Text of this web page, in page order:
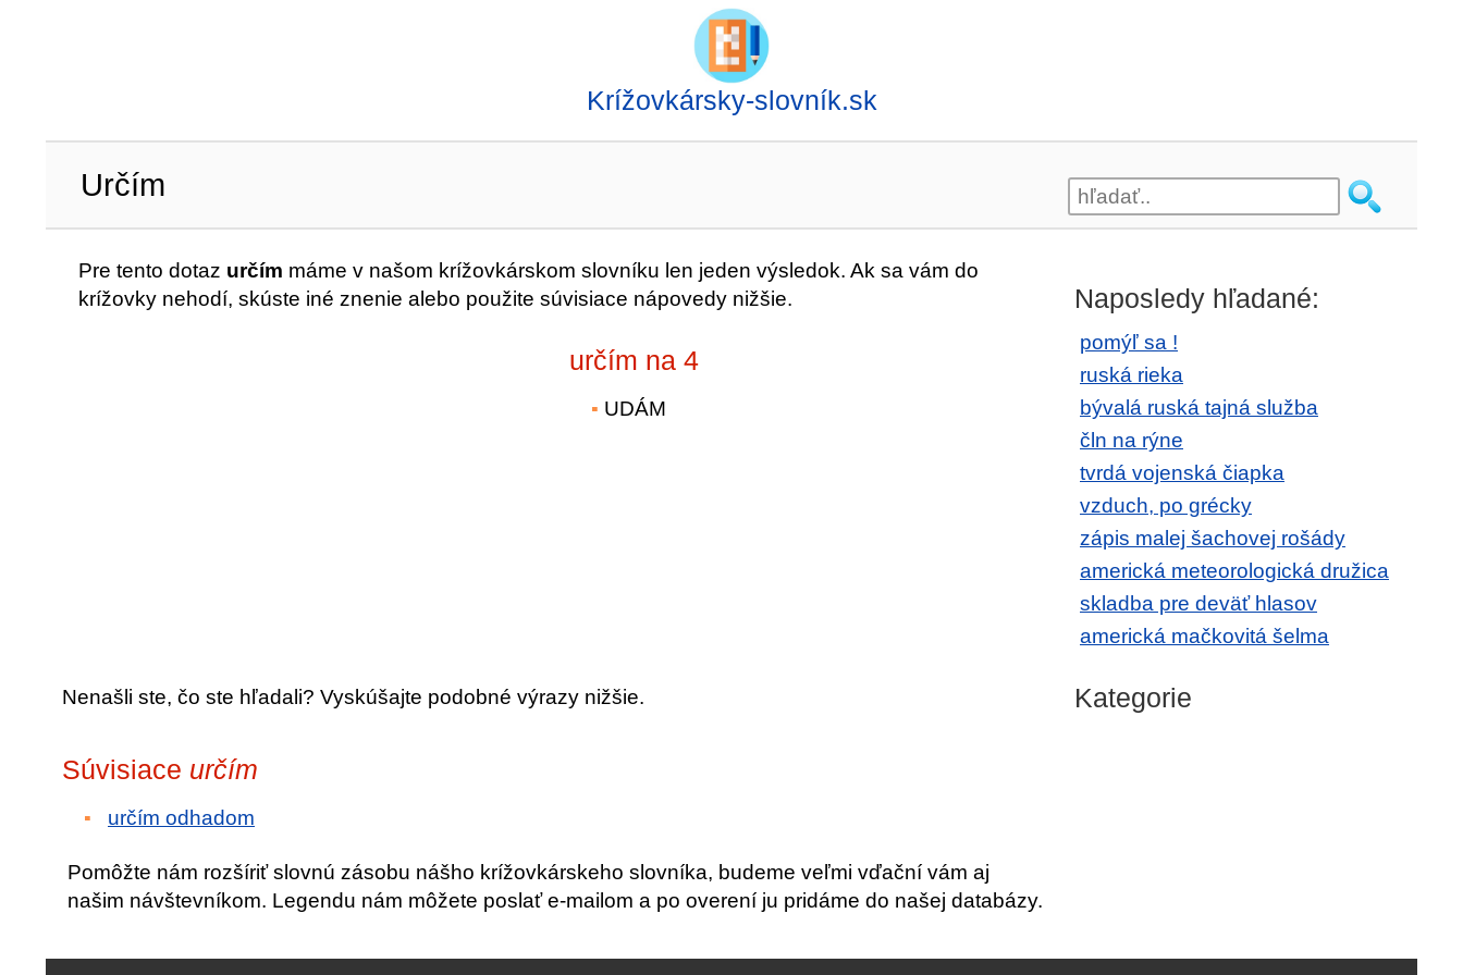
Krížovkársky-slovník.sk
Určím
Pre tento dotaz určím máme v našom krížovkárskom slovníku len jeden výsledok. Ak sa vám do
krížovky nehodí, skúste iné znenie alebo použite súvisiace nápovedy nižšie.
určím na 4
UDÁM
Nenašli ste, čo ste hľadali? Vyskúšajte podobné výrazy nižšie.
Súvisiace určím
určím odhadom
Pomôžte nám rozšíriť slovnú zásobu nášho krížovkárskeho slovníka, budeme veľmi vďační vám aj
našim návštevníkom. Legendu nám môžete poslať e-mailom a po overení ju pridáme do našej databázy.
Naposledy hľadané:
pomýľ sa !
ruská rieka
bývalá ruská tajná služba
čln na rýne
tvrdá vojenská čiapka
vzduch, po grécky
zápis malej šachovej rošády
americká meteorologická družica
skladba pre deväť hlasov
americká mačkovitá šelma
Kategorie